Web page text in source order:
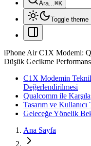
Ara...⌘K
Toggle theme
iPhone Air C1X Modemi:
Düşük Gecikme
C1X Modemin
Değerlendirilmesi
Qualcomm ile
Tasarım ve Kullanıcı
Geleceğe Yönelik
Ana Sayfa